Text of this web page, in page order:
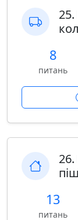
8
питань
13
питань